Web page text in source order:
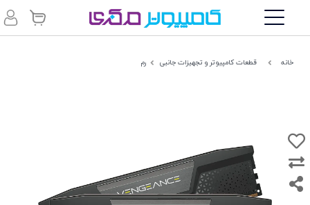
خانه قطعات کامپیوتر و تجهیزات جانبی رم